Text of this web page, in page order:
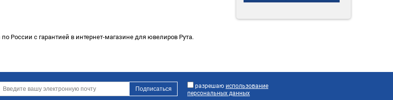
России с гарантией в интернет-магазине для ювелиров Рута.
разрешаю использование
персональных данных